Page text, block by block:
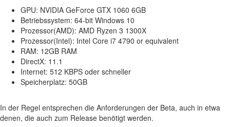
GPU: NVIDIA GeForce GTX 1060 6GB
Betriebssystem: 64-bit Windows 10
Prozessor(AMD): AMD Ryzen 3 1300X
Prozessor(Intel): Intel Core i7 4790 or equivalent
RAM: 12GB RAM
DirectX: 11.1
Internet: 512 KBPS oder schneller
Speicherplatz: 50GB
In der Regel entsprechen die Anforderungen der Beta, auch in etwa
denen, die auch zum Release benötigt werden.